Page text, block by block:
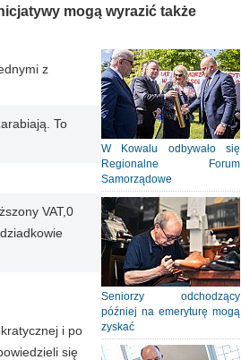
mogą wyrazić także
W Kowalu odbywało się
Regionalne Forum
Samorządowe
Seniorzy odchodzący
później na emeryturę mogą
zyskać
z
To
VAT,0
i po
się